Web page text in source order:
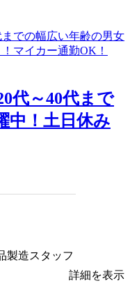
代～40代まで
中！土日休み
製造スタッフ
詳細を表示